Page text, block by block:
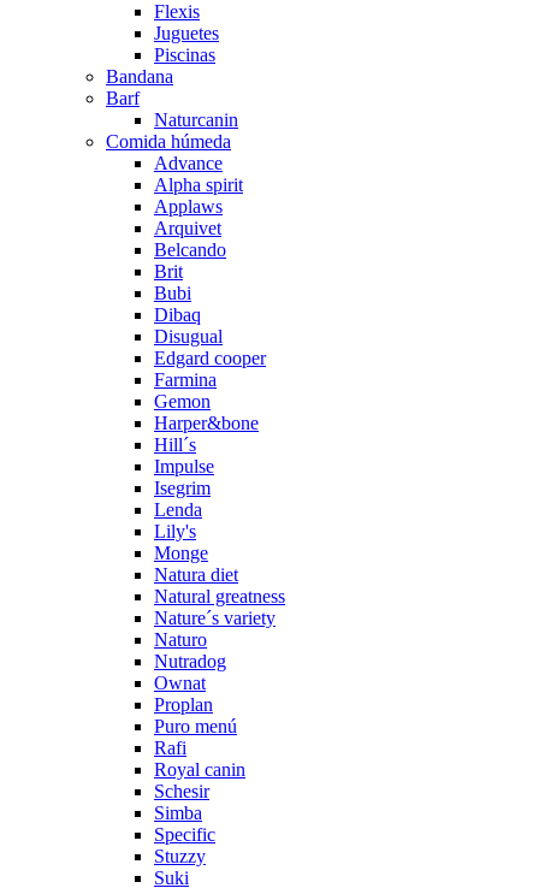
Flexis
Juguetes
Piscinas
Bandana
Barf
Naturcanin
Comida húmeda
Advance
Alpha spirit
Applaws
Arquivet
Belcando
Brit
Bubi
Dibaq
Disugual
Edgard cooper
Farmina
Gemon
Harper&bone
Hill´s
Impulse
Isegrim
Lenda
Lily's
Monge
Natura diet
Natural greatness
Nature´s variety
Naturo
Nutradog
Ownat
Proplan
Puro menú
Rafi
Royal canin
Schesir
Simba
Specific
Stuzzy
Suki